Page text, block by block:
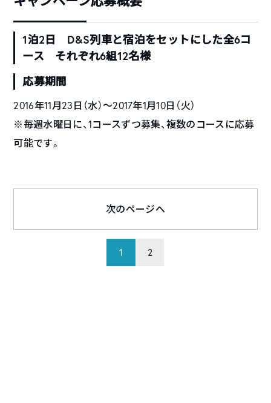
1泊2日 D&S列車と宿泊をセットにした全6コ
ース それぞれ6組12名様
応募期間
2016年11月23日（水）〜2017年1月10日（火）
※毎週水曜日に、1コースずつ募集、複数のコースに応募
可能です。
1 2
次のページへ